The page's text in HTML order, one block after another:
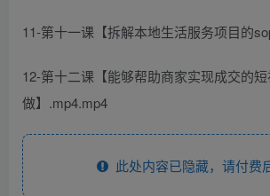
11-第十一课【拆解本地生活服务项目的
12-第十二课【能够帮助商家实现成交的
做】.mp4.mp4
此处内容已隐藏，请付费